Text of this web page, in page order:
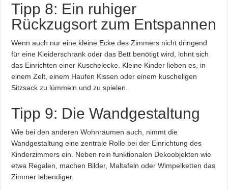
Tipp 8: Ein ruhiger
Rückzugsort zum Entspannen
Wenn auch nur eine kleine Ecke des Zimmers nicht dringend
für eine Kleiderschrank oder das Bett benötigt wird, lohnt sich
das Einrichten einer Kuschelecke. Kleine Kinder lieben es, in
einem Zelt, einem Haufen Kissen oder einem kuscheligen
Sitzsack zu lümmeln und zu spielen.
Tipp 9: Die Wandgestaltung
Wie bei den anderen Wohnräumen auch, nimmt die
Wandgestaltung eine zentrale Rolle bei der Einrichtung des
Kinderzimmers ein. Neben rein funktionalen Dekoobjekten wie
etwa Regalen, machen Bilder, Maltafeln oder Wimpelketten das
Zimmer lebendiger.